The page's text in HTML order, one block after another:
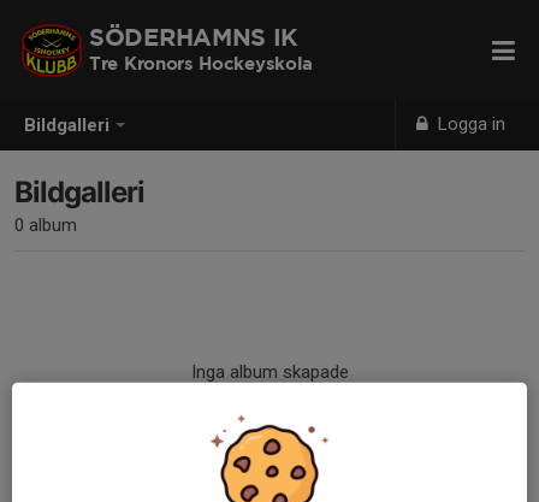
Bildgalleri Logga in
SÖDERHAMNS IK
Tre Kronors Hockeyskola
Bildgalleri
0 album
Inga album skapade